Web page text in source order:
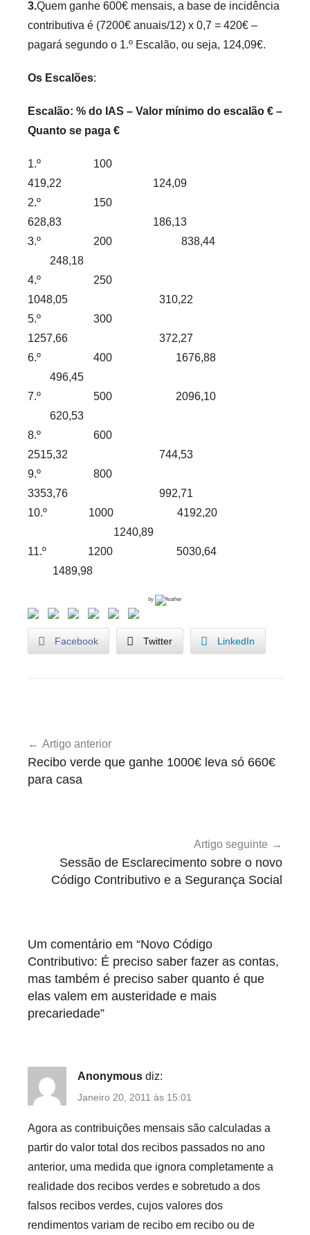
3.Quem ganhe 600€ mensais, a base de incidência
contributiva é (7200€ anuais/12) x 0,7 = 420€ –
pagará segundo o 1.º Escalão, ou seja, 124,09€.
Os Escalões:
Escalão: % do IAS – Valor mínimo do escalão € –
Quanto se paga €
1.º 100
419,22 124,09
2.º 150
628,83 186,13
3.º 200 838,44
248,18
4.º 250
1048,05 310,22
5.º 300
1257,66 372,27
6.º 400 1676,88
496,45
7.º 500 2096,10
620,53
8.º 600
2515,32 744,53
9.º 800
3353,76 992,71
10.º 1000 4192,20
1240,89
11.º 1200 5030,64
1489,98
by
Facebook Twitter LinkedIn
t
de
artigos
Artigo anterior
Recibo verde que ganhe 1000€ leva só 660€
para casa
Artigo seguinte
Sessão de Esclarecimento sobre o novo
Código Contributivo e a Segurança Social
Um comentário em “Novo Código
Contributivo: É preciso saber fazer as contas,
mas também é preciso saber quanto é que
elas valem em austeridade e mais
precariedade”
Anonymous diz:
Janeiro 20, 2011 às 15:01
Agora as contribuições mensais são calculadas a
partir do valor total dos recibos passados no ano
anterior, uma medida que ignora completamente a
realidade dos recibos verdes e sobretudo a dos
falsos recibos verdes, cujos valores dos
rendimentos variam de recibo em recibo ou de